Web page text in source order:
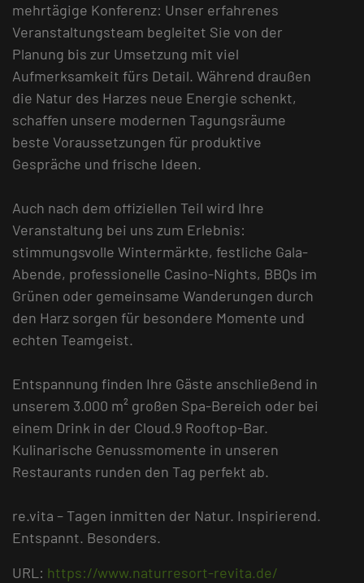
mehrtägige Konferenz: Unser erfahrenes
Veranstaltungsteam begleitet Sie von der
Planung bis zur Umsetzung mit viel
Aufmerksamkeit fürs Detail. Während draußen
die Natur des Harzes neue Energie schenkt,
schaffen unsere modernen Tagungsräume
beste Voraussetzungen für produktive
Gespräche und frische Ideen.
Auch nach dem offiziellen Teil wird Ihre
Veranstaltung bei uns zum Erlebnis:
stimmungsvolle Wintermärkte, festliche Gala-
Abende, professionelle Casino-Nights, BBQs im
Grünen oder gemeinsame Wanderungen durch
den Harz sorgen für besondere Momente und
echten Teamgeist.
Entspannung finden Ihre Gäste anschließend in
unserem 3.000 m² großen Spa-Bereich oder bei
einem Drink in der Cloud.9 Rooftop-Bar.
Kulinarische Genussmomente in unseren
Restaurants runden den Tag perfekt ab.
re.vita – Tagen inmitten der Natur. Inspirierend.
Entspannt. Besonders.
URL: https://www.naturresort-revita.de/